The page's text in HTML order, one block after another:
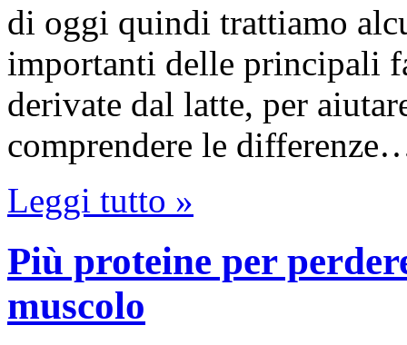
di oggi quindi trattiamo
importanti delle principali
derivate dal latte, per
comprendere le
Leggi tutto »
Più proteine per
muscolo